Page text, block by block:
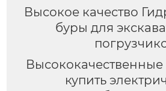
Высокое качество
буры для
купить